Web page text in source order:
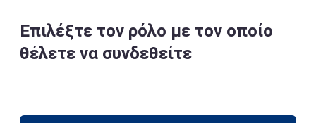
Επιλέξτε τον ρόλο με τον οποίο
θέλετε να συνδεθείτε